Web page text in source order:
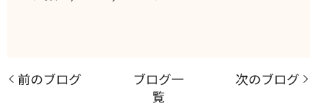
前のブログ
ブログ一
覧
次のブログ